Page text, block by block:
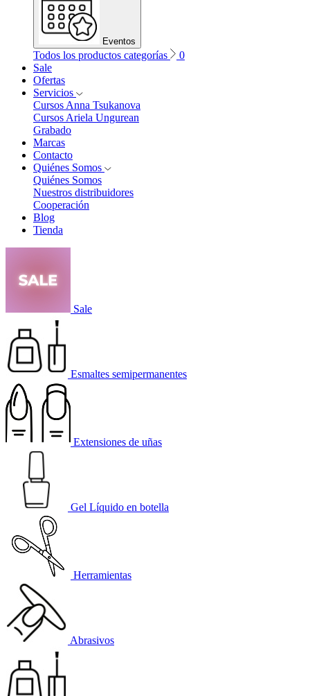
Eventos
Todos los productos categorías
0
Sale
Ofertas
Servicios
Cursos Anna Tsukanova
Cursos Ariela Ungurean
Grabado
Marcas
Contacto
Quiénes Somos
Quiénes Somos
Nuestros distribuidores
Cooperación
Blog
Tienda
Sale
Esmaltes semipermanentes
Extensiones de uñas
Gel Líquido en botella
Herramientas
Abrasivos